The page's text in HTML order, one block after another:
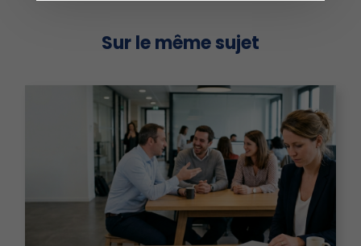
Sur le même sujet